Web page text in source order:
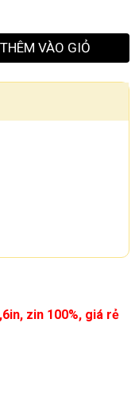
THÊM VÀO GIỎ
zin 100%, giá rẻ